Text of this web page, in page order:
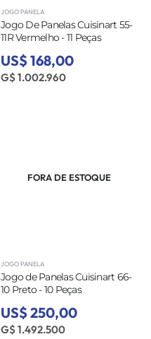
JOGO PANELA
Jogo De Panelas Cuisinart 55-
11R Vermelho - 11 Peças
US$ 168,00
G$ 1.002.960
FORA DE ESTOQUE
JOGO PANELA
Jogo de Panelas Cuisinart 66-
10 Preto - 10 Peças
US$ 250,00
G$ 1.492.500